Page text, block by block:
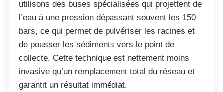
utilisons des buses spécialisées qui projettent de
l’eau à une pression dépassant souvent les 150
bars, ce qui permet de pulvériser les racines et
de pousser les sédiments vers le point de
collecte. Cette technique est nettement moins
invasive qu’un remplacement total du réseau et
garantit un résultat immédiat.